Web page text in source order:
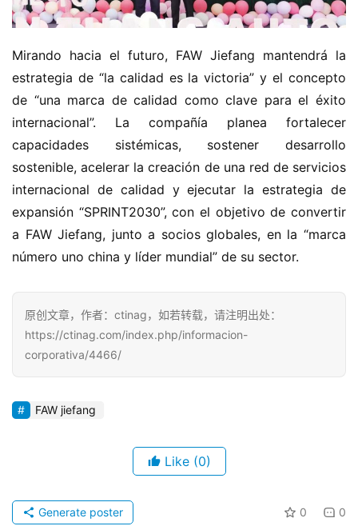
Mirando hacia el futuro, FAW Jiefang mantendrá la
estrategia de “la calidad es la victoria” y el concepto
de “una marca de calidad como clave para el éxito
internacional”. La compañía planea fortalecer
capacidades sistémicas, sostener desarrollo
sostenible, acelerar la creación de una red de servicios
internacional de calidad y ejecutar la estrategia de
expansión “SPRINT2030”, con el objetivo de convertir
a FAW Jiefang, junto a socios globales, en la “marca
número uno china y líder mundial” de su sector.
原创文章，作者：ctinag，如若转载，请注明出处：
https://ctinag.com/index.php/informacion-
corporativa/4466/
FAW jiefang
Like (0)
0 0
Generate poster